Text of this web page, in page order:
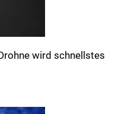
wird schnellstes